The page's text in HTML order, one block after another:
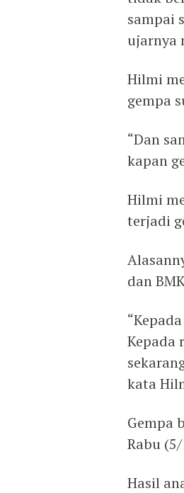
sampai
ujarnya
Hilmi
gempa
“Dan
kapan
Hilmi
terjadi
dan
Kepada
kata
Gempa
Rabu
Hasil